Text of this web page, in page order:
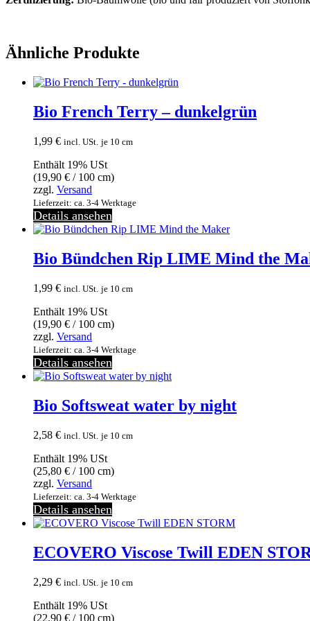
Ähnliche Produkte
Bio French Terry – dunkelgrün
1,99 € incl. USt. je 10 cm
Enthält 19% USt
(19,90 € / 100 cm)
zzgl. Versand
Lieferzeit: ca. 3-4 Werktage
Details ansehen
Bio Bündchen Rip LIME Mind the
1,99 € incl. USt. je 10 cm
Enthält 19% USt
(19,90 € / 100 cm)
zzgl. Versand
Lieferzeit: ca. 3-4 Werktage
Details ansehen
Bio Softsweat water by night
2,58 € incl. USt. je 10 cm
Enthält 19% USt
(25,80 € / 100 cm)
zzgl. Versand
Lieferzeit: ca. 3-4 Werktage
Details ansehen
ECOVERO Viscose Twill EDEN
2,29 € incl. USt. je 10 cm
Enthält 19% USt
(22,90 € / 100 cm)